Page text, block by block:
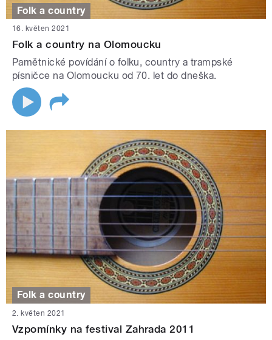
Folk a country
16. květen 2021
Folk a country na Olomoucku
Pamětnické povídání o folku, country a trampské
písničce na Olomoucku od 70. let do dneška.
Folk a country
2. květen 2021
Vzpomínky na festival Zahrada 2011